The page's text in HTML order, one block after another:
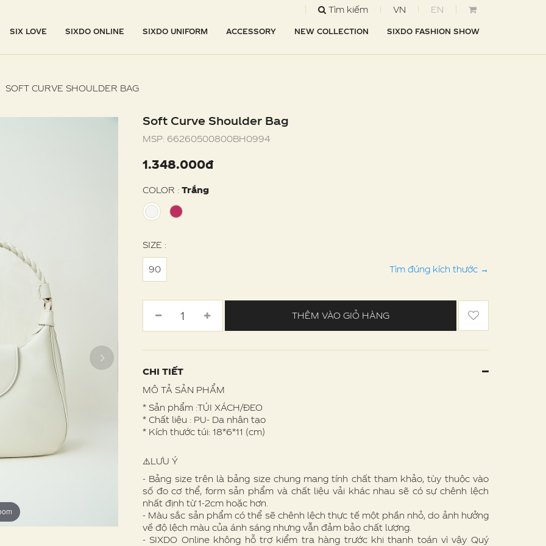
Tìm kiếm VN EN
SIX LOVE SIXDO ONLINE SIXDO UNIFORM ACCESSORY NEW COLLECTION SIXDO FASHION SHOW
SOFT CURVE SHOULDER BAG
Soft Curve Shoulder Bag
MSP: 66260500800BH0994
1.348.000đ
COLOR : Trắng
SIZE :
90 Tìm đúng kích thước →
THÊM VÀO GIỎ HÀNG
CHI TIẾT
MÔ TẢ SẢN PHẨM
* Sản phẩm :TÚI XÁCH/ĐEO
* Chất liệu : PU- Da nhân tạo
* Kích thước túi: 18*6*11 (cm)
⚠️LƯU Ý
- Bảng size trên là bảng size chung mang tính chất tham khảo, tùy thuộc vào
số đo cơ thể, form sản phẩm và chất liệu vải khác nhau sẽ có sự chênh lệch
nhất định từ 1-2cm hoặc hơn.
- Màu sắc sản phẩm có thể sẽ chênh lệch thực tế một phần nhỏ, do ảnh hưởng
về độ lệch màu của ánh sáng nhưng vẫn đảm bảo chất lượng.
- SIXDO Online không hỗ trợ kiểm tra hàng trước khi thanh toán vì vậy Quý